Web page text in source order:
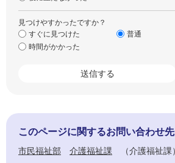
見つけやすかったですか？
すぐに見つけた
普通
時間がかかった
このページに関するお問い合わせ先
市民福祉部 介護福祉課
介護福祉課